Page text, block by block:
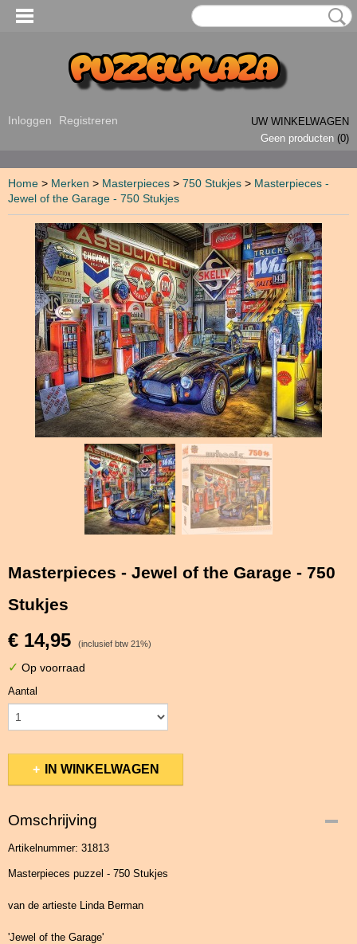
Inloggen Registreren
UW WINKELWAGEN
Geen producten (0)
Home > Merken > Masterpieces > 750 Stukjes > Masterpieces -
Jewel of the Garage - 750 Stukjes
Masterpieces - Jewel of the Garage - 750
Stukjes
€ 14,95 (inclusief btw 21%)
✓ Op voorraad
Aantal
IN WINKELWAGEN
Omschrijving
Artikelnummer: 31813
Masterpieces puzzel - 750 Stukjes
van de artieste Linda Berman
'Jewel of the Garage'